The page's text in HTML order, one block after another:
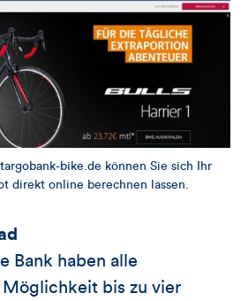
bike.de können Sie sich Ihr
direkt online berechnen lassen.
Bank haben alle
bis zu vier